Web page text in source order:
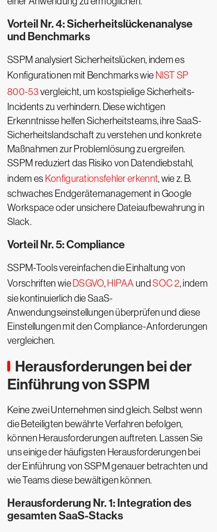
Vorteil Nr. 4: Sicherheitslückenanalyse
und Benchmarks
SSPM analysiert Sicherheitslücken, indem es
Konfigurationen mit Benchmarks wie NIST SP
800-53vergleicht, um kostspielige Sicherheits-
Incidents zu verhindern. Diese wichtigen
Erkenntnisse helfen Sicherheitsteams, ihre SaaS-
Sicherheitslandschaft zu verstehen und konkrete
Maßnahmen zur Problemlösung zu ergreifen.
SSPM reduziert das Risiko von Datendiebstahl,
indem es Konfigurationsfehler erkennt, wie z. B.
schwaches Endgerätemanagement in Google
Workspace oder unsichere Dateiaufbewahrung in
Slack.
Vorteil Nr. 5: Compliance
SSPM-Tools vereinfachen die Einhaltung von
Vorschriften wie DSGVO, HIPAA undSOC 2, indem
sie kontinuierlich die SaaS-
Anwendungseinstellungen überprüfen und diese
Einstellungen mit den Compliance-Anforderungen
vergleichen.
Herausforderungen bei der
Einführung von SSPM
Keine zwei Unternehmen sind gleich. Selbst wenn
die Beteiligten bewährte Verfahren befolgen,
können Herausforderungen auftreten. Lassen Sie
uns einige der häufigsten Herausforderungen bei
der Einführung von SSPM genauer betrachten und
wie Teams diese bewältigen können.
Herausforderung Nr. 1: Integration des
gesamten SaaS-Stacks